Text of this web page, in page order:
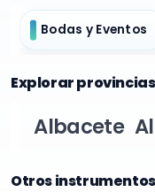
Bodas y Eventos
Explorar provincias
Albacete
Otros instrumentos